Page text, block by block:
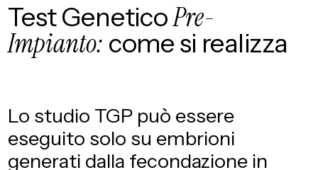
Test GeneticoPre-
Impianto: come si realizza
Lo studio TGP può essere
eseguito solo su embrioni
generati dalla fecondazione in